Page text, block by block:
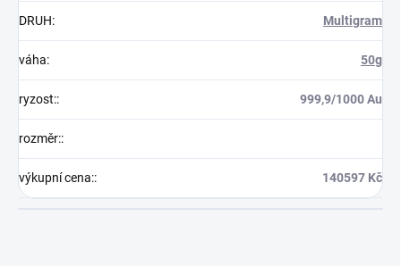
DRUH: Multigram
váha: 50g
ryzost:: 999,9/1000 Au
rozměr::
výkupní cena:: 140597 Kč